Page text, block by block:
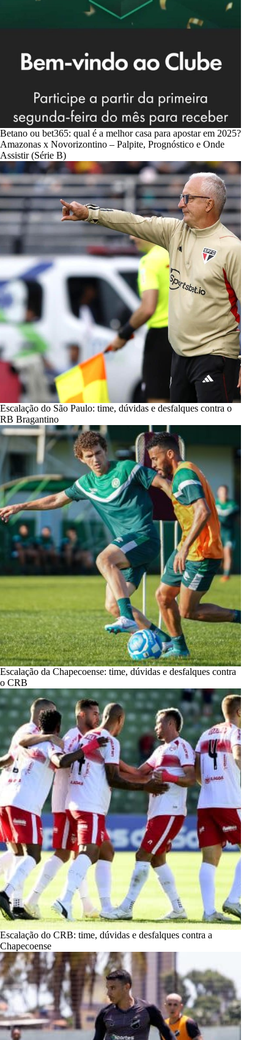
Betano ou bet365: qual é a melhor casa para apostar em 2025?
Amazonas x Novorizontino – Palpite, Prognóstico e Onde
Assistir (Série B)
Escalação do São Paulo: time, dúvidas e desfalques contra o
RB Bragantino
Escalação da Chapecoense: time, dúvidas e desfalques contra
o CRB
Escalação do CRB: time, dúvidas e desfalques contra a
Chapecoense